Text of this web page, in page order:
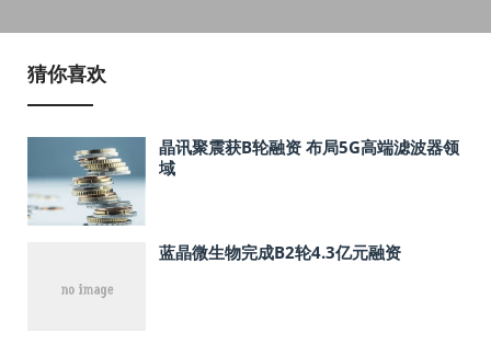
猜你喜欢
晶讯聚震获B轮融资 布局5G高端滤波器领
域
蓝晶微生物完成B2轮4.3亿元融资